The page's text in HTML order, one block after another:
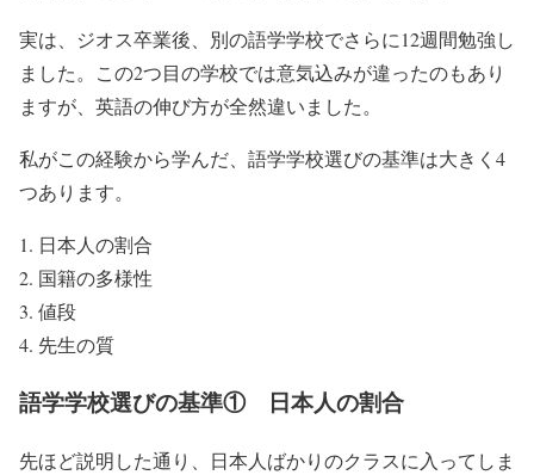
実は、ジオス卒業後、別の語学学校でさらに12週間勉強し
ました。この2つ目の学校では意気込みが違ったのもあり
ますが、英語の伸び方が全然違いました。
私がこの経験から学んだ、語学学校選びの基準は大きく4
つあります。
日本人の割合
国籍の多様性
値段
先生の質
語学学校選びの基準① 日本人の割合
先ほど説明した通り、日本人ばかりのクラスに入ってしま